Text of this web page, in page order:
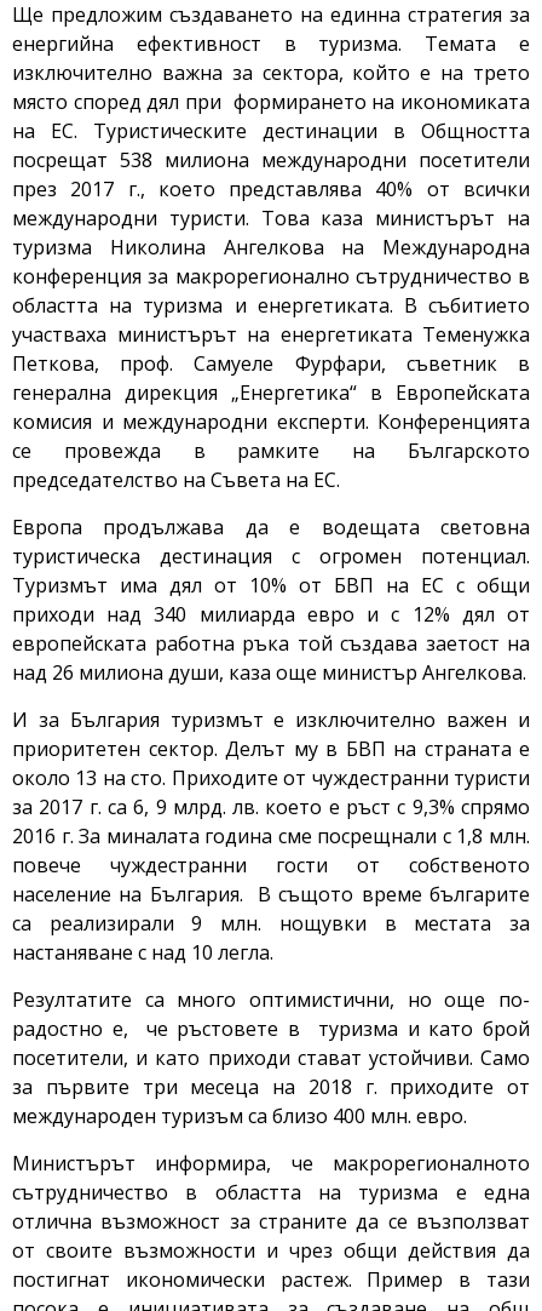
Ще предложим създаването на единна стратегия за
енергийна ефективност в туризма. Темата е
изключително важна за сектора, който е на трето
място според дял при формирането на икономиката
на ЕС. Туристическите дестинации в Общността
посрещат 538 милиона международни посетители
през 2017 г., което представлява 40% от всички
международни туристи. Това каза министърът на
туризма Николина Ангелкова на Международна
конференция за макрорегионално сътрудничество в
областта на туризма и енергетиката. В събитието
участваха министърът на енергетиката Теменужка
Петкова, проф. Самуеле Фурфари, съветник в
генерална дирекция „Енергетика“ в Европейската
комисия и международни експерти. Конференцията
се провежда в рамките на Българското
председателство на Съвета на ЕС.
Европа продължава да е водещата световна
туристическа дестинация с огромен потенциал.
Туризмът има дял от 10% от БВП на ЕС с общи
приходи над 340 милиарда евро и с 12% дял от
европейската работна ръка той създава заетост на
над 26 милиона души, каза още министър Ангелкова.
И за България туризмът е изключително важен и
приоритетен сектор. Делът му в БВП на страната е
около 13 на сто. Приходите от чуждестранни туристи
за 2017 г. са 6, 9 млрд. лв. което е ръст с 9,3% спрямо
2016 г. За миналата година сме посрещнали с 1,8 млн.
повече чуждестранни гости от собственото
население на България. В същото време българите
са реализирали 9 млн. нощувки в местата за
настаняване с над 10 легла.
Резултатите са много оптимистични, но още по-
радостно е, че ръстовете в туризма и като брой
посетители, и като приходи стават устойчиви. Само
за първите три месеца на 2018 г. приходите от
международен туризъм са близо 400 млн. евро.
Министърът информира, че макрорегионалното
сътрудничество в областта на туризма е една
отлична възможност за страните да се възползват
от своите възможности и чрез общи действия да
постигнат икономически растеж. Пример в тази